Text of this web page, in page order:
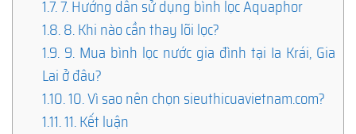
1.7.7. Hướng dẫn sử dụng bình lọc Aquaphor
1.8.8. Khi nào cần thay lõi lọc?
1.9. 9. Mua bình lọc nước gia đình tại Ia Krái, Gia
Lai ở đâu?
1.10.10. Vì sao nên chọn sieuthicuavietnam.com?
1.11.11. Kết luận